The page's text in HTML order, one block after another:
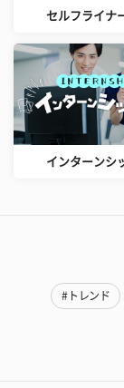
セルフライナ
インターンシ
#トレンド